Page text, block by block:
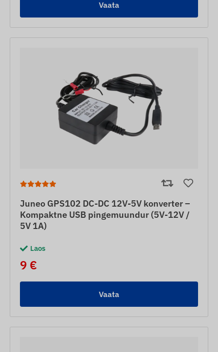
Vaata
Juneo GPS102 DC-DC 12V-5V konverter –
Kompaktne USB pingemuundur (5V-12V /
5V 1A)
Laos
9 €
Vaata